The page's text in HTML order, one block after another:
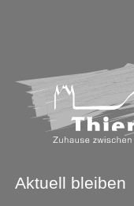
Aktuell bleiben